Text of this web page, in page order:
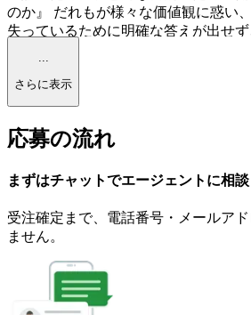
のか』 だれもが様々な価値観に惑い、組織との距離感を見
失っているために明確な答えが出せ
ました。 私自身、今皆さまが踏み出そうとされている、
『転職活動』を数回経験しております
こと、エントリー企業の情報、入社
職に関する不安や、悩み、希望を本音
活かし、企業の採用者側の視点から
という本来の意味や、あなたが輝け
マンベースカンパニーが一緒になっ
...
さらに表示
応募の流れ
まずはチャットでエージェント に相談
受注確定まで、 電話番号・メールア
ません。